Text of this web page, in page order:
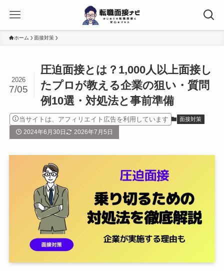
ホーム 面接対策
圧迫面接とは？1,000人以上面接し
たプロが教える企業の狙い・質問
例10選・対処法と事前準備
2026
7/05
当サイトは、アフィリエイト広告を利用しています 面接対策
2024年6月30日 2026年7月5日